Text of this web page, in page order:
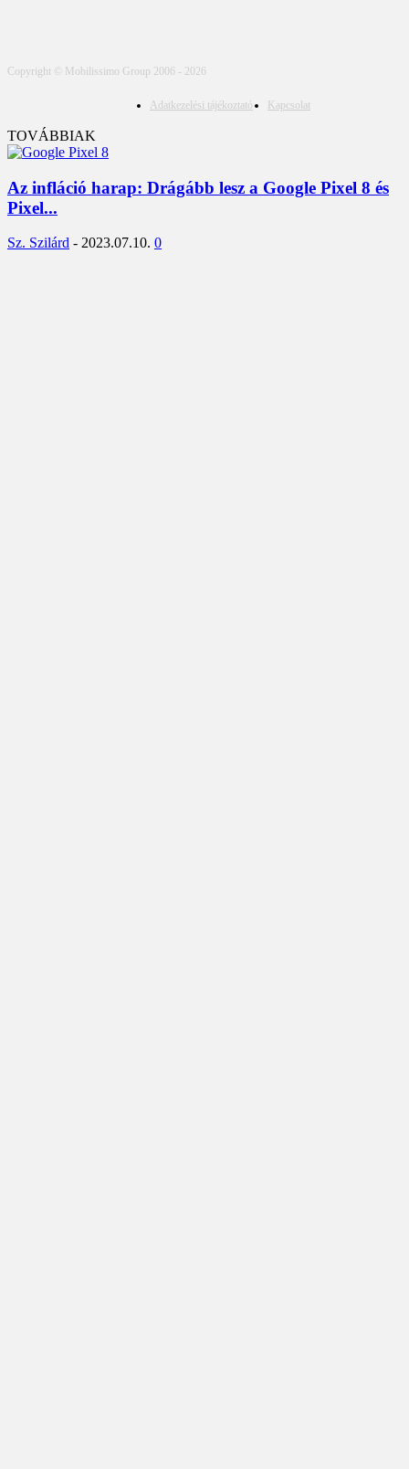
Copyright © Mobilissimo Group 2006 - 2026
Adatkezelési tájékoztató Kapcsolat
TOVÁBBIAK
Az infláció harap: Drágább lesz a Google Pixel 8 és
Pixel...
Sz. Szilárd - 2023.07.10. 0